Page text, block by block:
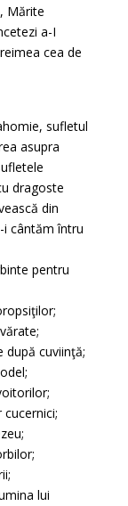
Mărite
a-I
cea de
sufletul
asupra
dragoste
din
i cântăm întru
pentru
după cuviinţă;
lui